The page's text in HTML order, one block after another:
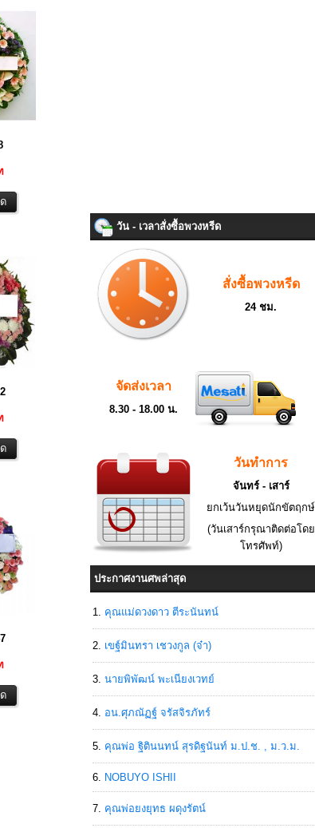
วัน - เวลาสั่งซื้อพวงหรีด
สั่งซื้อพวงหรีด
24 ชม.
จัดส่งเวลา
8.30 - 18.00 น.
วันทำการ
จันทร์ - เสาร์
ยกเว้นวันหยุดนักขัตฤกษ์
(วันเสาร์กรุณาติดต่อโดย
โทรศัพท์)
ประกาศงานศพล่าสุด
คุณแม่ดวงดาว ตีระนันทน์
เขฐ์มินทรา เชวงกูล (จ๋า)
นายพิพัฒน์ พะเนียงเวทย์
อน.ศุภณัฏฐ์ จรัสจิรภัทร์
คุณพ่อ ฐิตินนทน์ สุรดิฐนันท์ ม.ป.ช. , ม.ว.ม.
NOBUYO ISHII
คุณพ่อยงยุทธ ผดุงรัตน์